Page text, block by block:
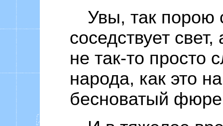
Увы, так порою
соседствует
не так-то просто
народа, как это
бесноватый